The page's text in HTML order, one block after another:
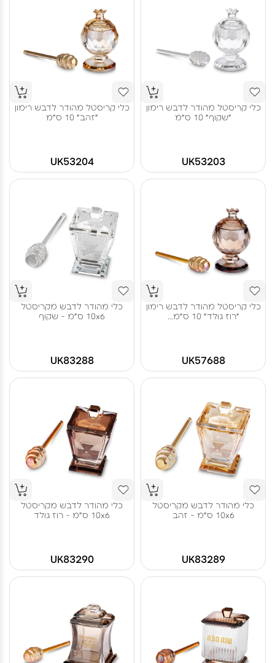
כלי קריסטל מהודר לדבש רימון
"שקוף" 10 ס"מ
UK53203
כלי קריסטל מהודר לדבש רימון
"זהב" 10 ס"מ
UK53204
כלי קריסטל מהודר לדבש רימון
"רוז גולד" 10 ס"מ...
UK57688
כלי מהודר לדבש מקריסטל
10x6 ס"מ - שקוף
UK83288
כלי מהודר לדבש מקריסטל
10x6 ס"מ - זהב
UK83289
כלי מהודר לדבש מקריסטל
10x6 ס"מ - רוז גולד
UK83290